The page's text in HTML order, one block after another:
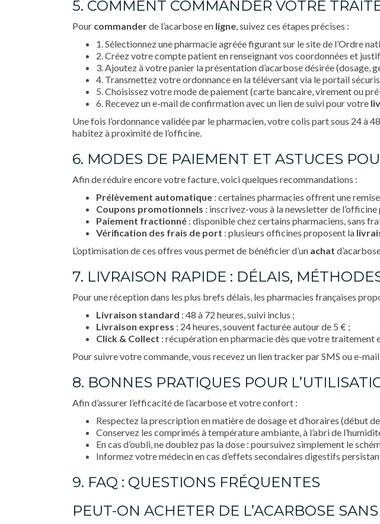
5. COMMENT COMMANDER VOTRE
Pour commanderde l’acarbose en ligne, suivez ces étapes précises :
1. Sélectionnez une pharmacie agréée figurant sur le site de l’Ordre
2. Créez votre compte patient en renseignant vos coordonnées et
3. Ajoutez à votre panier la présentation d’acarbose désirée (dosage,
4. Transmettez votre ordonnance en la téléversant via le portail
5. Choisissez votre mode de paiement (carte bancaire, virement ou
6. Recevez un e-mail de confirmation avec un lien de suivi pour votre
Une fois l’ordonnance validée par le pharmacien, votre colis part sous 24 à
habitez à proximité de l’officine.
6. MODES DE PAIEMENT ET ASTUCES
Afin de réduire encore votre facture, voici quelques recommandations :
Prélèvement automatique : certaines pharmacies offrent une
Coupons promotionnels : inscrivez-vous à la newsletter de
Paiement fractionné : disponible chez certains pharmaciens, sans
Vérification des frais de port : plusieurs officines proposent la
L’optimisation de ces offres vous permet de bénéficier d’un achat
7. LIVRAISON RAPIDE : DÉLAIS,
Pour une réception dans les plus brefs délais, les pharmacies françaises
Livraison standard : 48 à 72 heures, suivi inclus ;
Livraison express : 24 heures, souvent facturée autour de 5 € ;
Click & Collect : récupération en pharmacie dès que votre traitement
Pour suivre votre commande, vous recevez un lien tracker par SMS ou e-
8. BONNES PRATIQUES POUR
Afin d’assurer l’efficacité de l’acarbose et votre confort :
Respectez la prescription en matière de dosage et d’horaires (début
Conservez les comprimés à température ambiante, à l’abri de
En cas d’oubli, ne doublez pas la dose : poursuivez simplement le
Informez votre médecin en cas d’effets secondaires digestifs
9. FAQ : QUESTIONS FRÉQUENTES
PEUT-ON ACHETER DE L’ACARBOSE